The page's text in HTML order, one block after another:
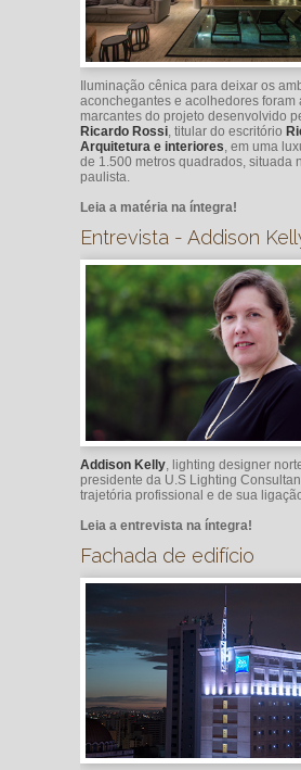
Iluminação cênica para deixar os
aconchegantes e acolhedores foram
marcantes do projeto desenvolvido
Ricardo Rossi, titular do escritório
Arquitetura e interiores, em uma
de 1.500 metros quadrados, situada
paulista.
Leia a matéria na íntegra!
Entrevista - Addison
Addison Kelly , lighting designer
presidente da U.S Lighting
trajetória profissional e de sua
Leia a entrevista na íntegra!
Fachada de edifício